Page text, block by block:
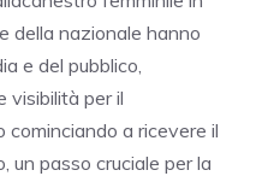
della nazionale hanno
e del pubblico,
visibilità per il
a ricevere il
un passo cruciale per la